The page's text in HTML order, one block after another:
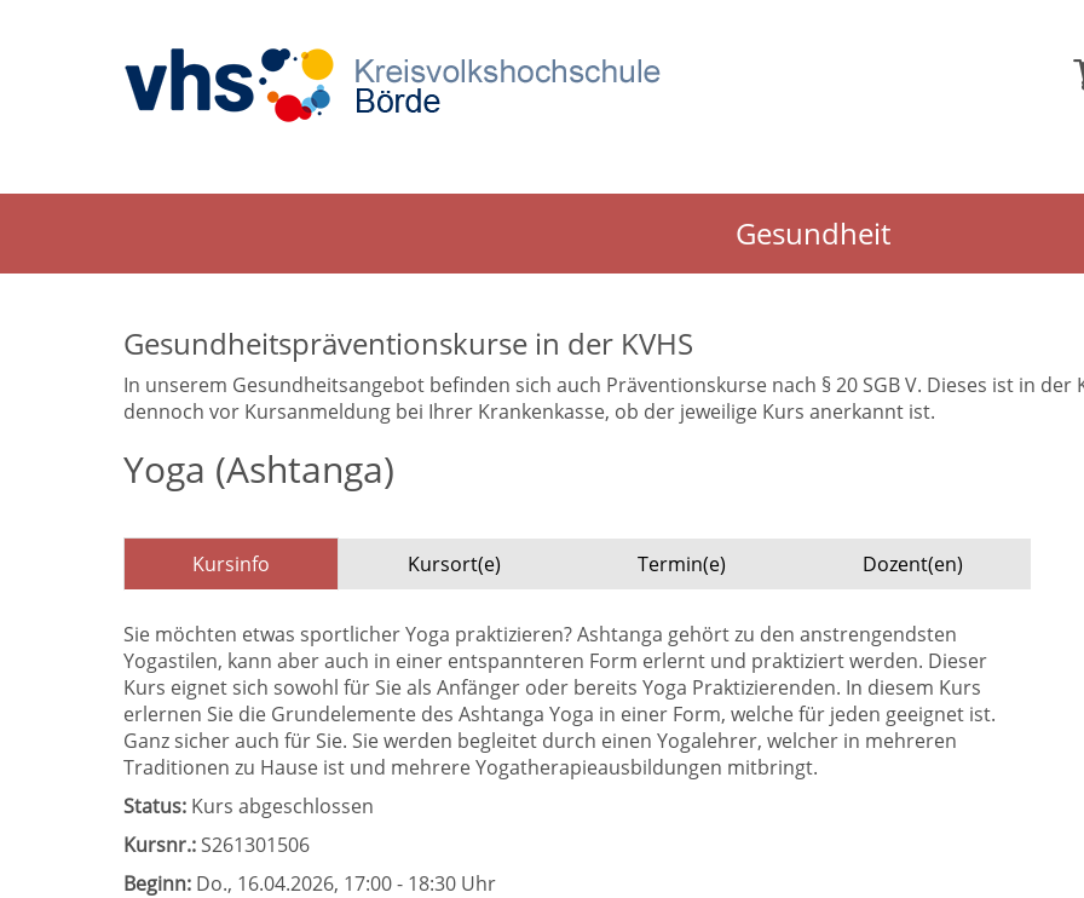
Gesundheit
Gesundheitspräventionskurse in der KVHS
In unserem Gesundheitsangebot befinden sich auch Präventionskurse nach § 20 SGB V. Dieses ist in
dennoch vor Kursanmeldung bei Ihrer Krankenkasse, ob der jeweilige Kurs anerkannt ist.
Yoga (Ashtanga)
Kursinfo Kursort(e) Termin(e) Dozent(en)
Sie möchten etwas sportlicher Yoga praktizieren? Ashtanga gehört zu den anstrengendsten
Yogastilen, kann aber auch in einer entspannteren Form erlernt und praktiziert werden. Dieser
Kurs eignet sich sowohl für Sie als Anfänger oder bereits Yoga Praktizierenden. In diesem Kurs
erlernen Sie die Grundelemente des Ashtanga Yoga in einer Form, welche für jeden geeignet ist.
Ganz sicher auch für Sie. Sie werden begleitet durch einen Yogalehrer, welcher in mehreren
Traditionen zu Hause ist und mehrere Yogatherapieausbildungen mitbringt.
Status: Kurs abgeschlossen
Kursnr.:S261301506
Beginn: Do., 16.04.2026, 17:00 - 18:30 Uhr